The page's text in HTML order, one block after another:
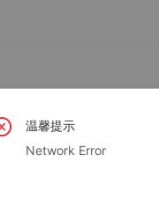
温馨提示
Network Error